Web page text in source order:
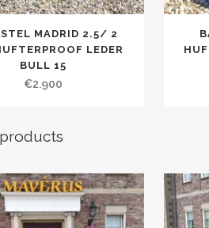
MADRID 2.5/ 2
LEDER
BULL 15
€2.900